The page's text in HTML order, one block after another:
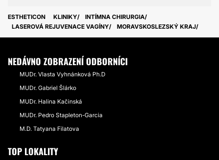
ESTHETICON KLINIKY
INTÍMNA CHIRURGIA
LASEROVÁ REJUVENACE VAGÍNY
MORAVSKOSLEZSKÝ KRAJ
NEDÁVNO ZOBRAZENÍ ODBORNÍCI
MUDr. Vlasta Vyhnánková Ph.D
MUDr. Gabriel Šlárko
MUDr. Halina Kačinská
MUDr. Pedro Stapleton-Garcia
M.D. Tatyana Filatova
TOP LOKALITY